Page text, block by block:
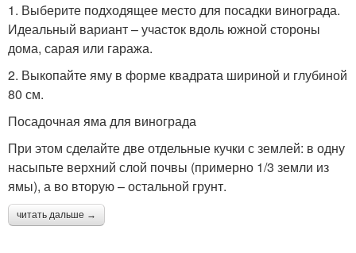
1. Выберите подходящее место для посадки винограда.
Идеальный вариант – участок вдоль южной стороны
дома, сарая или гаража.
2. Выкопайте яму в форме квадрата шириной и глубиной
80 см.
Посадочная яма для винограда
При этом сделайте две отдельные кучки с землей: в одну
насыпьте верхний слой почвы (примерно 1/3 земли из
ямы), а во вторую – остальной грунт.
читать дальше →